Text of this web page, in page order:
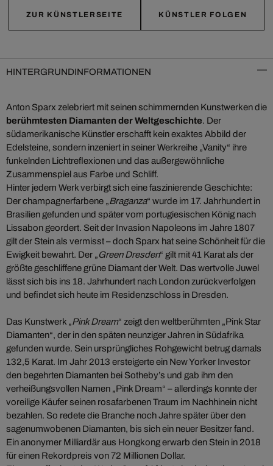
ZUR KÜNSTLERSEITE KÜNSTLER FOLGEN
HINTERGRUNDINFORMATIONEN
Anton Sparx zelebriert mit seinen schimmernden Kunstwerken die
berühmtesten Diamanten der Weltgeschichte. Der
südamerikanische Künstler erschafft kein exaktes Abbild der
Edelsteine, sondern inzeniert in seiner Werkreihe „Vanity“ ihre
funkelnden Lichtreflexionen und das außergewöhnliche
Zusammenspiel aus Farbe und Schliff.
Hinter jedem Werk verbirgt sich eine faszinierende Geschichte:
Der champagnerfarbene „Braganza“ wurde im 17. Jahrhundert in
Brasilien gefunden und später vom portugiesischen König nach
Lissabon geordert. Seit der Invasion Napoleons im Jahre 1807
gilt der Stein als vermisst – doch Sparx hat seine Schönheit für die
Ewigkeit bewahrt. Der „Green Dresden“ gilt mit 41 Karat als der
größte geschliffene grüne Diamant der Welt. Das wertvolle Juwel
lässt sich bis ins 18. Jahrhundert nach London zurückverfolgen
und befindet sich heute im Residenzschloss in Dresden.
Das Kunstwerk „Pink Dream“ zeigt den weltberühmten „Pink Star
Diamanten“, der in den späten neunziger Jahren in Südafrika
gefunden wurde. Sein ursprüngliches Rohgewicht betrug damals
132,5 Karat. Im Jahr 2013 ersteigerte ein New Yorker Investor
den begehrten Diamanten bei Sotheby’s und gab ihm den
verheißungsvollen Namen „Pink Dream“ – allerdings konnte der
voreilige Käufer seinen rosafarbenen Traum im Nachhinein nicht
bezahlen. So redete die Branche noch Jahre später über den
sagenumwobenen Diamanten, bis sich ein neuer Besitzer fand.
Ein anonymer Milliardär aus Hongkong erwarb den Stein in 2018
für einen Rekordpreis von 72 Millionen Dollar.